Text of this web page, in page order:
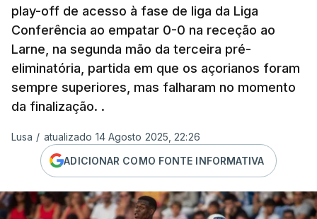
play-off de acesso à fase de liga da Liga
Conferência ao empatar 0-0 na receção ao
Larne, na segunda mão da terceira pré-
eliminatória, partida em que os açorianos foram
sempre superiores, mas falharam no momento
da finalização. .
Lusa / atualizado 14 Agosto 2025, 22:26
ADICIONAR COMO FONTE INFORMATIVA